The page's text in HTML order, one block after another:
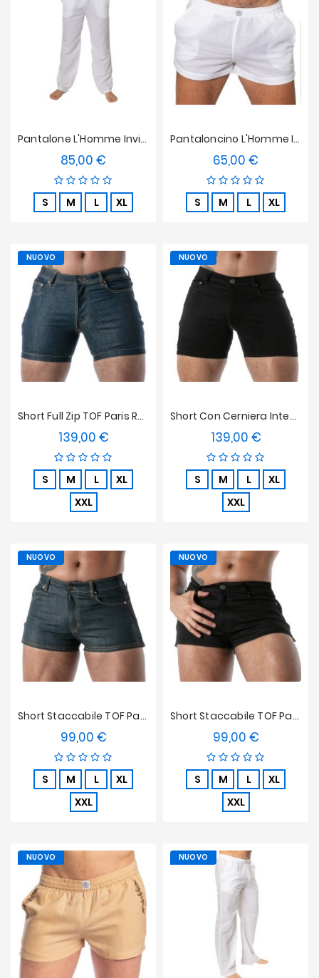
Pantalone L'Homme Invisible - Mykonos
85,00 €
S M L XL
Pantaloncino L'Homme Invisible - Mykonos
65,00 €
S M L XL
Short Full Zip TOF Paris Raw Denim - Blu
139,00 €Prezzo
S M L
XL
XXL
NUOVO
Short Con Cerniera Integrale TOF Paris Raw Denim - Nero
139,00 €Prezzo
S M L
XL
XXL
NUOVO
Short Staccabile TOF Paris Raw Denim - Blu
99,00 €Prezzo
S M L
XL
XXL
NUOVO
Short Staccabile TOF Paris Raw Denim - Nero
99,00 €Prezzo
S M L
XL
XXL
NUOVO
NUOVO NUOVO